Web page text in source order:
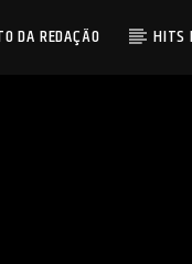
DA REDAÇÃO HITS